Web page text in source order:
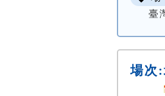
臺
場次: